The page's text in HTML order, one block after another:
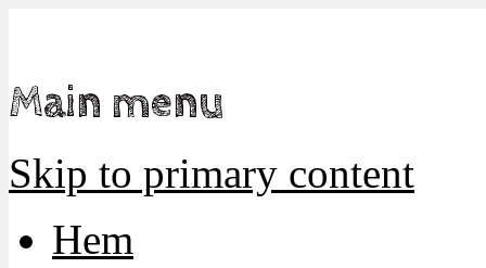
Main menu
Skip to primary content
Hem